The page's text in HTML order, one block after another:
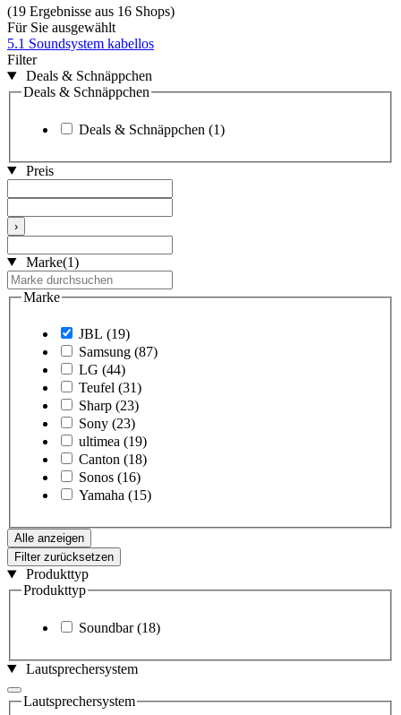
(19 Ergebnisse aus 16 Shops)
Für Sie ausgewählt
5.1 Soundsystem kabellos
Filter
Deals & Schnäppchen
Deals & Schnäppchen
Deals & Schnäppchen (1)
Preis
›
Marke(1)
Marke
JBL (19)
Samsung (87)
LG (44)
Teufel (31)
Sharp (23)
Sony (23)
ultimea (19)
Canton (18)
Sonos (16)
Yamaha (15)
Alle anzeigen
Filter zurücksetzen
Produkttyp
Produkttyp
Soundbar (18)
Lautsprechersystem
Lautsprechersystem